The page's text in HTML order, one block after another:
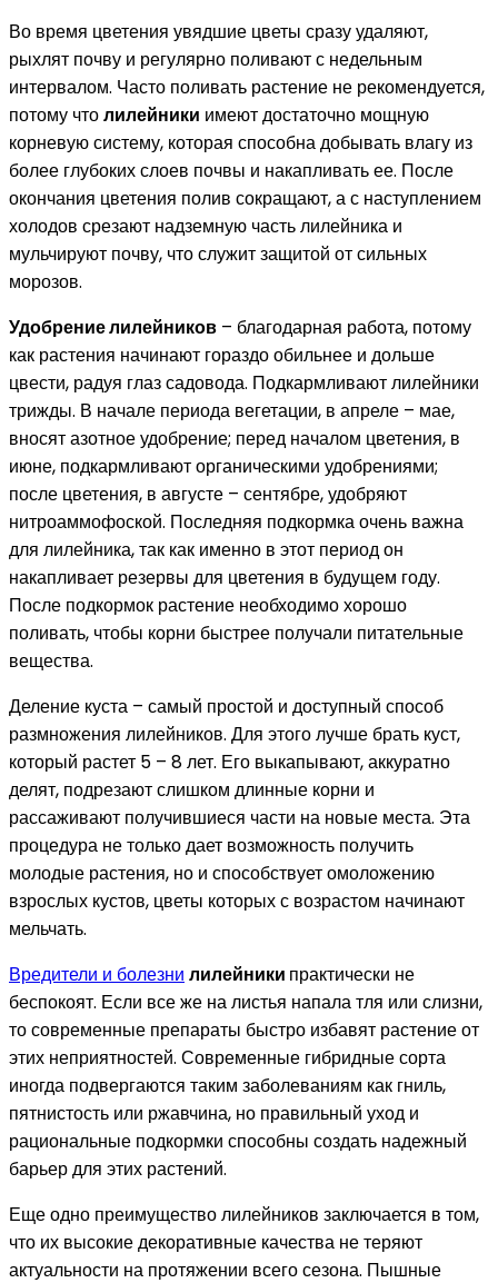
Во время цветения увядшие цветы сразу удаляют,
рыхлят почву и регулярно поливают с недельным
интервалом. Часто поливать растение не рекомендуется,
потому чтолилейники имеют достаточно мощную
корневую систему, которая способна добывать влагу из
более глубоких слоев почвы и накапливать ее. После
окончания цветения полив сокращают, а с наступлением
холодов срезают надземную часть лилейника и
мульчируют почву, что служит защитой от сильных
морозов.
Удобрение лилейников – благодарная работа, потому
как растения начинают гораздо обильнее и дольше
цвести, радуя глаз садовода. Подкармливают лилейники
трижды. В начале периода вегетации, в апреле – мае,
вносят азотное удобрение; перед началом цветения, в
июне, подкармливают органическими удобрениями;
после цветения, в августе – сентябре, удобряют
нитроаммофоской. Последняя подкормка очень важна
для лилейника, так как именно в этот период он
накапливает резервы для цветения в будущем году.
После подкормок растение необходимо хорошо
поливать, чтобы корни быстрее получали питательные
вещества.
Деление куста – самый простой и доступный способ
размножения лилейников. Для этого лучше брать куст,
который растет 5 – 8 лет. Его выкапывают, аккуратно
делят, подрезают слишком длинные корни и
рассаживают получившиеся части на новые места. Эта
процедура не только дает возможность получить
молодые растения, но и способствует омоложению
взрослых кустов, цветы которых с возрастом начинают
мельчать.
Вредители и болезни лилейники практически не
беспокоят. Если все же на листья напала тля или слизни,
то современные препараты быстро избавят растение от
этих неприятностей. Современные гибридные сорта
иногда подвергаются таким заболеваниям как гниль,
пятнистость или ржавчина, но правильный уход и
рациональные подкормки способны создать надежный
барьер для этих растений.
Еще одно преимущество лилейников заключается в том,
что их высокие декоративные качества не теряют
актуальности на протяжении всего сезона. Пышные